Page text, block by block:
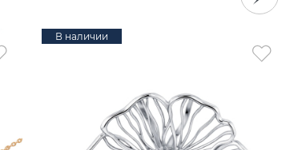
В наличии